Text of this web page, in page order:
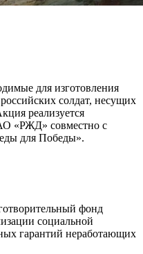
для изготовления
солдат, несущих
реализуется
«РЖД» совместно с
для Победы».
фонд
социальной
гарантий неработающих